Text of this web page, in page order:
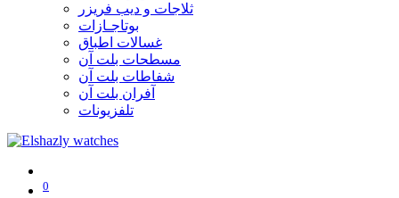
ثلاجات و ديب فريزر
بوتاجـازات
غسالات اطباق
مسطحات بلت آن
شفاطات بلت آن
آفران بلت آن
تلفزيونات
0